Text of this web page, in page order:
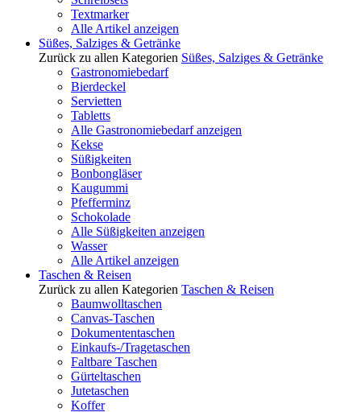
Textmarker
Alle Artikel anzeigen
Süßes, Salziges & Getränke
Zurück zu allen Kategorien Süßes, Salziges & Getränke
Gastronomiebedarf
Bierdeckel
Servietten
Tabletts
Alle Gastronomiebedarf anzeigen
Kekse
Süßigkeiten
Bonbongläser
Kaugummi
Pfefferminz
Schokolade
Alle Süßigkeiten anzeigen
Wasser
Alle Artikel anzeigen
Taschen & Reisen
Zurück zu allen Kategorien Taschen & Reisen
Baumwolltaschen
Canvas-Taschen
Dokumententaschen
Einkaufs-/Tragetaschen
Faltbare Taschen
Gürteltaschen
Jutetaschen
Koffer